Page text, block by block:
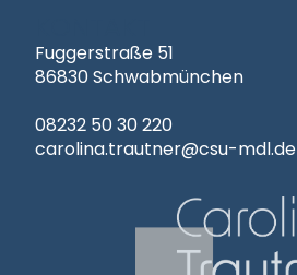
Fuggerstraße 51
86830 Schwabmünchen
08232 50 30 220
carolina.trautner@csu-mdl.de